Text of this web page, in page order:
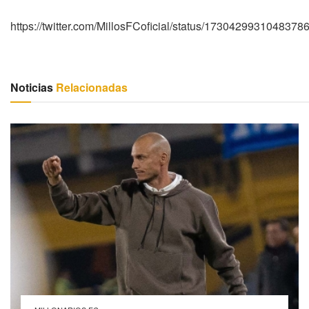
https://twitter.com/MillosFCoficial/status/
Noticias Relacionadas